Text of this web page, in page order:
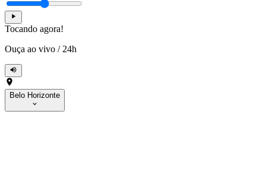
Tocando agora!
Ouça ao vivo / 24h
Belo Horizonte